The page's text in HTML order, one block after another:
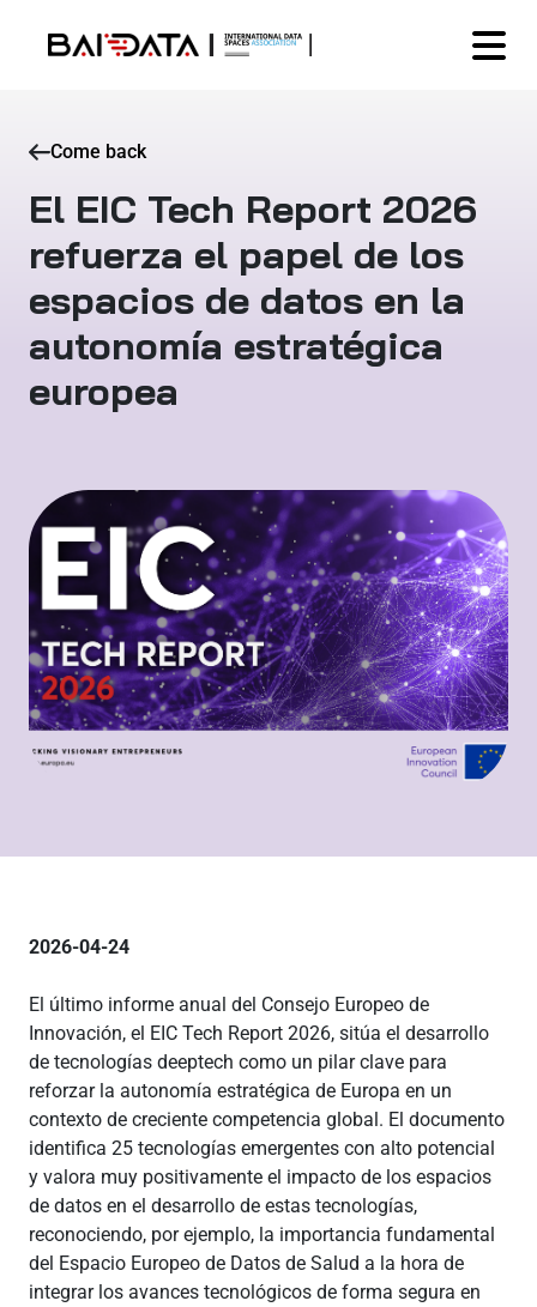
Come back
El EIC Tech Report 2026
refuerza el papel de los
espacios de datos en la
autonomía estratégica
europea
2026-04-24
El último informe anual del Consejo Europeo de
Innovación, el EIC Tech Report 2026, sitúa el desarrollo
de tecnologías deeptech como un pilar clave para
reforzar la autonomía estratégica de Europa en un
contexto de creciente competencia global. El documento
identifica 25 tecnologías emergentes con alto potencial
y valora muy positivamente el impacto de los espacios
de datos en el desarrollo de estas tecnologías,
reconociendo, por ejemplo, la importancia fundamental
del Espacio Europeo de Datos de Salud a la hora de
integrar los avances tecnológicos de forma segura en